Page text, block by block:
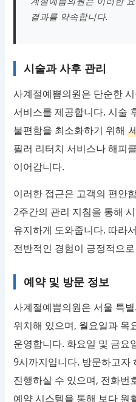
결과를 약속합니다.
시술과 사후 관리
사계절예쁨의원은 단순한
서비스를 제공합니다. 시술
불편함을 최소화하기 위해
필러 리터치 서비스나 해피
이어갑니다.
이러한 접근은 고객의 편안
2주간의 관리 지침을 통해
유지하게 도와줍니다. 따라
전반적인 경험이 긍정적으
예약 및 방문 정보
사계절예쁨의원은 서울 특
위치해 있으며, 월요일과 목
운영합니다. 화요일 및 금요
9시까지입니다. 방문하고자
진행하실 수 있으며, 전화번
예약 시스템을 통해 보다 원